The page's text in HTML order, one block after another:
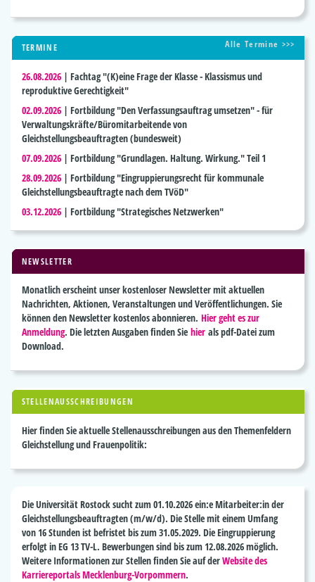
TERMINE Alle Termine >>>
26.08.2026 | Fachtag "(K)eine Frage der Klasse - Klassismus und
reproduktive Gerechtigkeit"
02.09.2026 | Fortbildung "Den Verfassungsauftrag umsetzen" - für
Verwaltungskräfte/Büromitarbeitende von
Gleichstellungsbeauftragten (bundesweit)
07.09.2026 | Fortbildung "Grundlagen. Haltung. Wirkung." Teil 1
28.09.2026 | Fortbildung "Eingruppierungsrecht für kommunale
Gleichstellungsbeauftragte nach dem TVöD"
03.12.2026 | Fortbildung "Strategisches Netzwerken"
NEWSLETTER
Monatlich erscheint unser kostenloser Newsletter mit aktuellen
Nachrichten, Aktionen, Veranstaltungen und Veröffentlichungen. Sie
können den Newsletter kostenlos abonnieren. Hier geht es zur
Anmeldung. Die letzten Ausgaben finden Sie hier als pdf-Datei zum
Download.
STELLENAUSSCHREIBUNGEN
Hier finden Sie aktuelle Stellenausschreibungen aus den Themenfeldern
Gleichstellung und Frauenpolitik:
DieUniversität Rostocksucht zum 01.10.2026 ein:eMitarbeiter:in der
Gleichstellungsbeauftragten(m/w/d). Die Stelle mit einem Umfang
von 16 Stunden ist befristet bis zum 31.05.2029. Die Eingruppierung
erfolgt in EG 13 TV-L. Bewerbungen sind bis zum 12.08.2026 möglich.
Weitere Informationen zur Stellen finden Sie auf derWebsite des
Karriereportals Mecklenburg-Vorpommern.